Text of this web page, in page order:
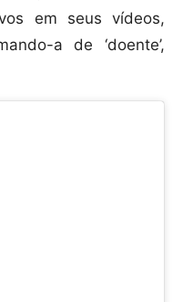
em seus vídeos,
a de ‘doente’,